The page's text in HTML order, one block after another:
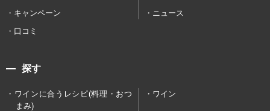
キャンペーン
ニュース
口コミ
探す
ワインに合うレシピ(料理・おつ
まみ)
ワイン